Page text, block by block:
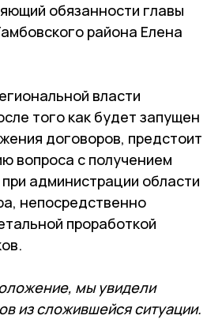
обязанности главы
района Елена
власти
того как будет запущен
договоров, предстоит
вопроса с получением
администрации области
непосредственно
проработкой
мы увидели
из сложившейся ситуации.